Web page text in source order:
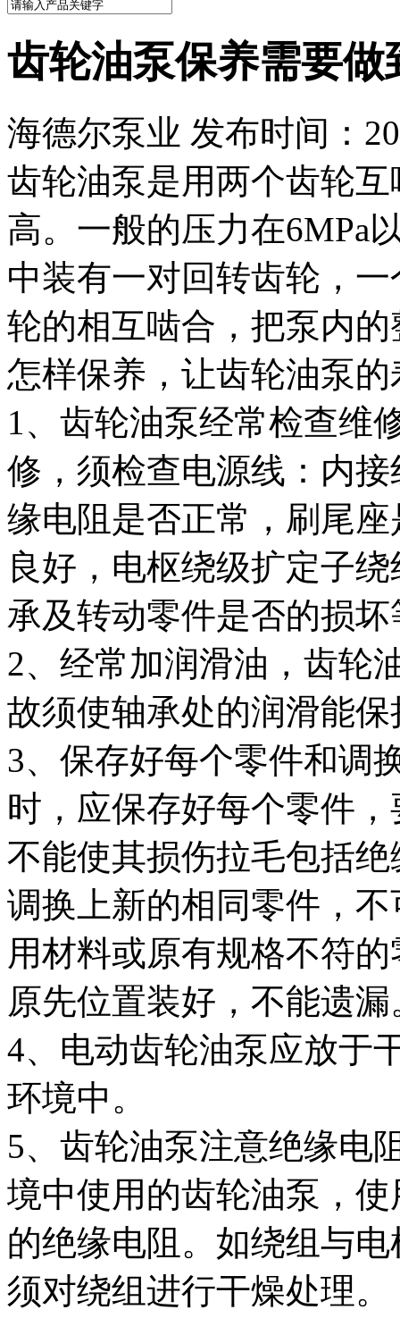
齿轮油泵保养需要做
海德尔泵业 发布时间：
齿轮油泵是用两个齿轮
高。一般的压力在6MPa
中装有一对回转齿轮，
轮的相互啮合，把泵内
怎样保养，让齿轮油泵
1、齿轮油泵经常检查维
修，须检查电源线：内
缘电阻是否正常，刷尾
良好，电枢绕级扩定子
承及转动零件是否的损坏
2、经常加润滑油，齿轮
故须使轴承处的润滑能
3、保存好每个零件和调
时，应保存好每个零件
不能使其损伤拉毛包括
调换上新的相同零件，
用材料或原有规格不符
原先位置装好，不能遗漏
4、电动齿轮油泵应放于
环境中。
5、齿轮油泵注意绝缘电
境中使用的齿轮油泵，
的绝缘电阻。如绕组与
须对绕组进行干燥处理。